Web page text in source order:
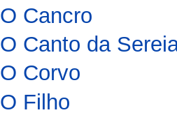
O Cancro
O Canto da
O Corvo
O Filho